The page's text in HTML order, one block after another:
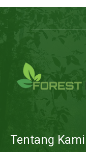
Tentang Kami